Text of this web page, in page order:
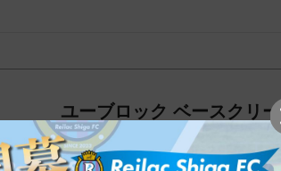
ユーブロック ベースクリ